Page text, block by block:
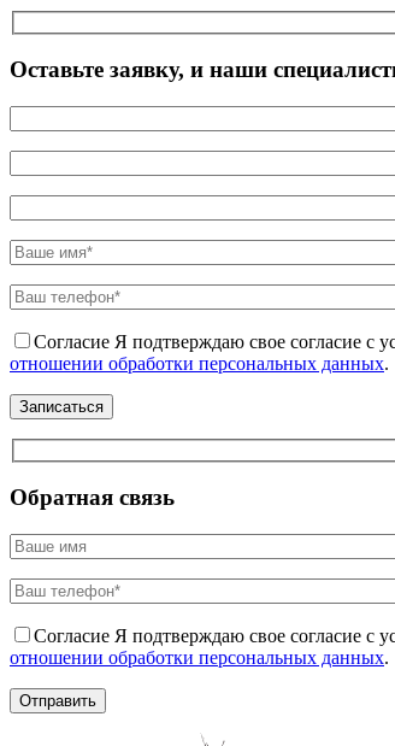
Оставьте заявку, и наши
Согласие Я подтверждаю свое согласие с
отношении обработки персональных данных.
Обратная связь
Согласие Я подтверждаю свое согласие с
отношении обработки персональных данных.